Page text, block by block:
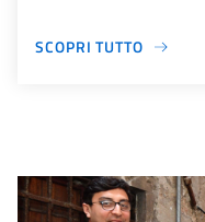
SCOPRI TUTTO